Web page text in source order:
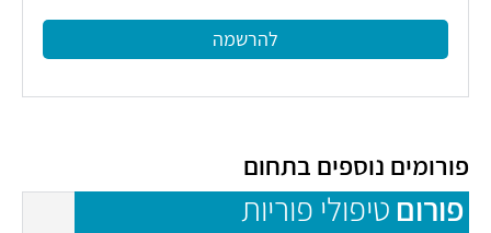
להרשמה
פורומים נוספים בתחום
פורום טיפולי פוריות